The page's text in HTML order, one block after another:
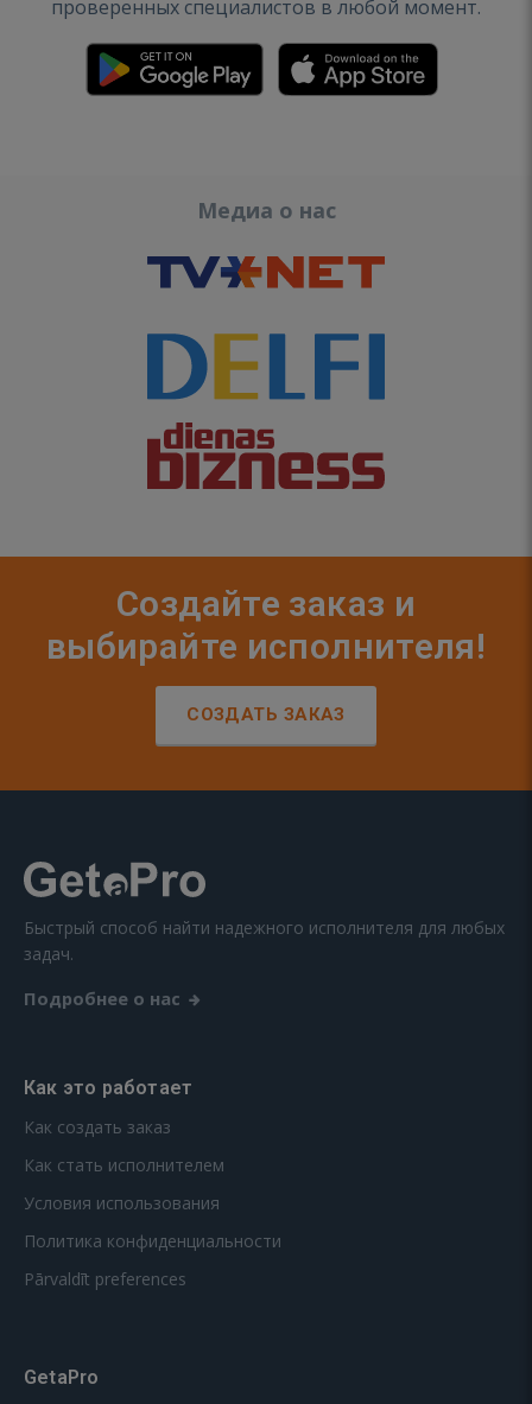
проверенных специалистов в любой момент.
Медиа о нас
Создайте заказ и
выбирайте исполнителя!
СОЗДАТЬ ЗАКАЗ
Быстрый способ найти надежного исполнителя для любых
задач.
Подробнее о нас
Как это работает
Как создать заказ
Как стать исполнителем
Условия использования
Политика конфиденциальности
Pārvaldīt preferences
GetaPro